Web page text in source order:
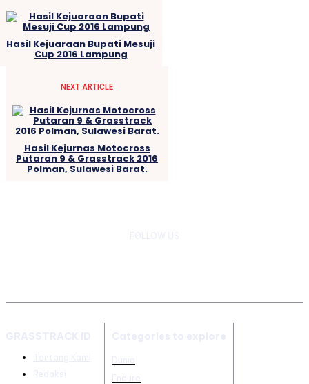
Hasil Kejuaraan Bupati Mesuji
Cup 2016 Lampung
NEXT ARTICLE
Hasil Kejurnas Motocross
Putaran 9 & Grasstrack 2016
Polman, Sulawesi Barat.